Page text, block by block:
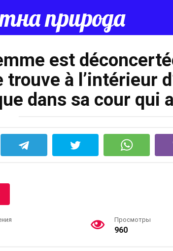
природа
est
trouve à l’intérieur
dans sa cour qui
Просмотры
960